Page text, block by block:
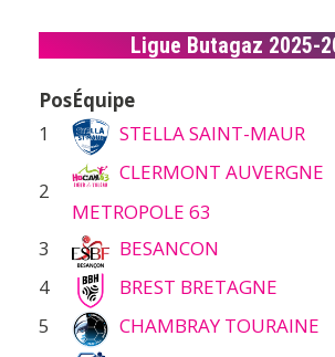
Ligue Butagaz 2025-
PosÉquipe
1
STELLA SAINT-MAUR
2
CLERMONT AUVERGNE
METROPOLE 63
3 BESANCON
4
BREST BRETAGNE
5
CHAMBRAY TOURAINE